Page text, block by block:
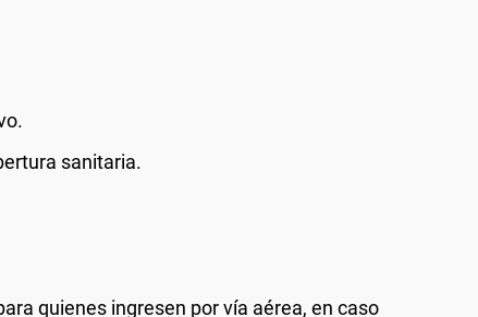
sanitaria.
quienes ingresen por vía aérea, en caso